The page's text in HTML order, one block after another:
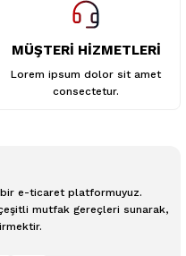
MÜŞTERİ HİZMETLERİ
Lorem ipsum dolor sit amet
consectetur.
bir e-ticaret platformuyuz.
çeşitli mutfak gereçleri sunarak,